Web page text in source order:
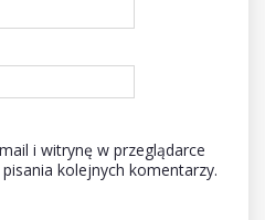
i witrynę w przeglądarce
kolejnych komentarzy.